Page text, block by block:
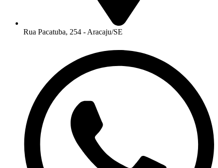
Rua Pacatuba, 254 - Aracaju/SE